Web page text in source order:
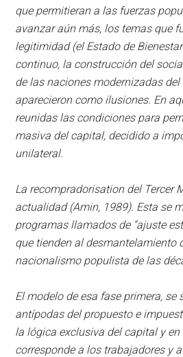
que permitieran a las fuerzas
avanzar aún más, los temas que
legitimidad (el Estado de
continuo, la construcción del
de las naciones modernizadas del
aparecieron como ilusiones. En
reunidas las condiciones para
masiva del capital, decidido a
unilateral.
La recompradorisation del Tercer
actualidad (Amin, 1989). Esta se
programas llamados de “ajuste
que tienden al desmantelamiento
nacionalismo populista de las
El modelo de esa fase primera, se
antípodas del propuesto e
la lógica exclusiva del capital y
corresponde a los trabajadores y